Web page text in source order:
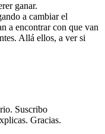
ganar.
a cambiar el
a encontrar con que van
Allá ellos, a ver si
Suscribo
Gracias.